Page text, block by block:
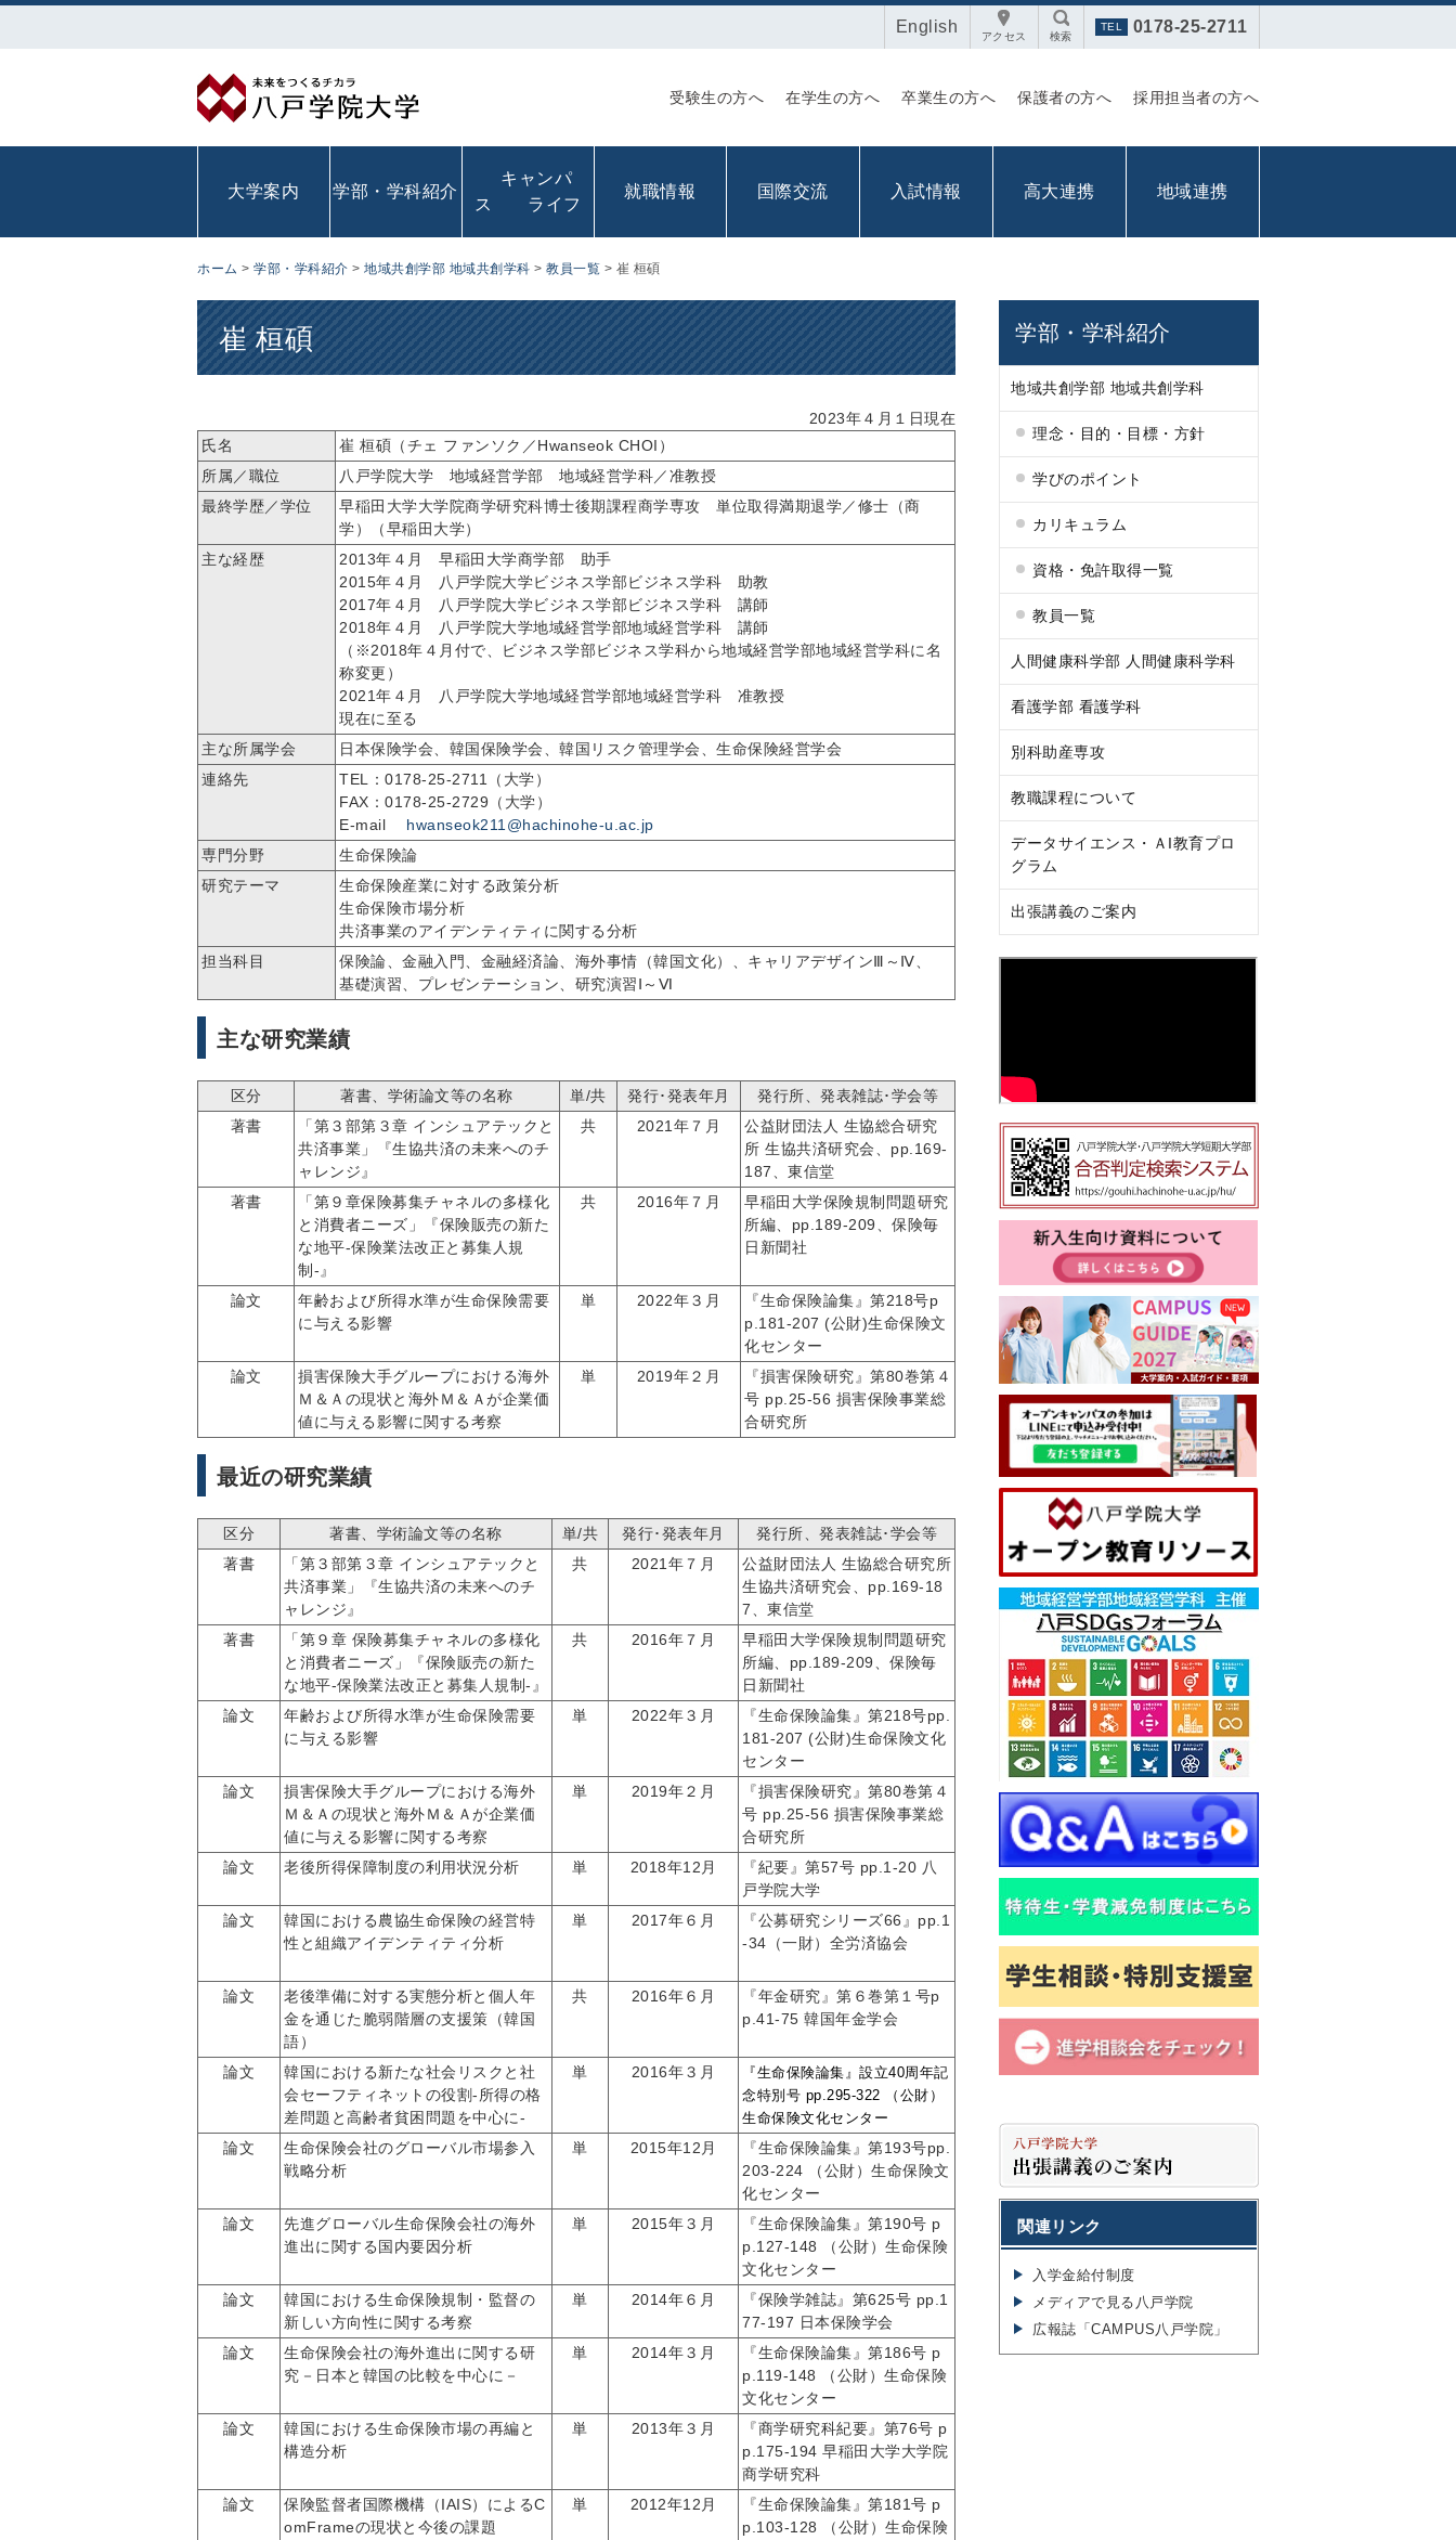
0178-25-2711
検索
English
アクセス
受験生の方へ 在学生の方へ 卒業生の方へ 保護者の方へ 採用担当者の方へ
大学案内 学部・学科紹介
キャンパ
ス ライフ
就職情報 国際交流 入試情報 高大連携 地域連携
ホーム > 学部・学科紹介 > 地域共創学部 地域共創学科 > 教員一覧 > 崔 桓碩
崔 桓碩
2023年４月１日現在
氏名
崔 桓碩（チェ ファンソク／Hwanseok CHOI）
所属／職位
八戸学院大学 地域経営学部 地域経営学科／准教授
最終学歴／学位
早稲田大学大学院商学研究科博士後期課程商学専攻 単位取得満期退学／修士（商
学）（早稲田大学）
主な経歴
2013年４月 早稲田大学商学部 助手
2015年４月 八戸学院大学ビジネス学部ビジネス学科 助教
2017年４月 八戸学院大学ビジネス学部ビジネス学科 講師
2018年４月 八戸学院大学地域経営学部地域経営学科 講師
（※2018年４月付で、ビジネス学部ビジネス学科から地域経営学部地域経営学科に名
称変更）
2021年４月 八戸学院大学地域経営学部地域経営学科 准教授
現在に至る
主な所属学会
日本保険学会、韓国保険学会、韓国リスク管理学会、生命保険経営学会
連絡先
TEL：0178-25-2711（大学）
FAX：0178-25-2729（大学）
E-mail hwanseok211@hachinohe-u.ac.jp
専門分野
生命保険論
研究テーマ
生命保険産業に対する政策分析
生命保険市場分析
共済事業のアイデンティティに関する分析
担当科目
保険論、金融入門、金融経済論、海外事情（韓国文化）、キャリアデザインⅢ～Ⅳ、
基礎演習、プレゼンテーション、研究演習Ⅰ～Ⅵ
主な研究業績
区分 著書、学術論文等の名称 単/共 発行･発表年月
発行所、発表雑誌･学会等
著書
「第３部第３章 インシュアテックと
共済事業」『生協共済の未来へのチ
ャレンジ』
共 2021年７月
公益財団法人 生協総合研究
所 生協共済研究会、pp.169-
187、東信堂
著書
「第９章保険募集チャネルの多様化
と消費者ニーズ」『保険販売の新た
な地平-保険業法改正と募集人規
制-』
共 2016年７月
早稲田大学保険規制問題研究
所編、pp.189-209、保険毎
日新聞社
論文
年齢および所得水準が生命保険需要
に与える影響
単 2022年３月
『生命保険論集』第218号p
p.181-207 (公財)生命保険文
化センター
論文
損害保険大手グループにおける海外
Ｍ＆Ａの現状と海外Ｍ＆Ａが企業価
値に与える影響に関する考察
単 2019年２月
『損害保険研究』第80巻第４
号 pp.25-56 損害保険事業総
合研究所
最近の研究業績
区分 著書、学術論文等の名称 単/共 発行･発表年月
発行所、発表雑誌･学会等
著書
「第３部第３章 インシュアテックと
共済事業」『生協共済の未来へのチ
ャレンジ』
共 2021年７月
公益財団法人 生協総合研究所
生協共済研究会、pp.169-18
7、東信堂
著書
「第９章 保険募集チャネルの多様化
と消費者ニーズ」『保険販売の新た
な地平-保険業法改正と募集人規制-』
共 2016年７月
早稲田大学保険規制問題研究
所編、pp.189-209、保険毎
日新聞社
論文
年齢および所得水準が生命保険需要
に与える影響
単 2022年３月
『生命保険論集』第218号pp.
181-207 (公財)生命保険文化
センター
論文
損害保険大手グループにおける海外
Ｍ＆Ａの現状と海外Ｍ＆Ａが企業価
値に与える影響に関する考察
単 2019年２月
『損害保険研究』第80巻第４
号 pp.25-56 損害保険事業総
合研究所
論文
老後所得保障制度の利用状況分析 単 2018年12月
『紀要』第57号 pp.1-20 八
戸学院大学
論文
韓国における農協生命保険の経営特
性と組織アイデンティティ分析
単 2017年６月
『公募研究シリーズ66』pp.1
-34（一財）全労済協会
論文
老後準備に対する実態分析と個人年
金を通じた脆弱階層の支援策（韓国
語）
共 2016年６月
『年金研究』第６巻第１号p
p.41-75 韓国年金学会
論文
韓国における新たな社会リスクと社
会セーフティネットの役割-所得の格
差問題と高齢者貧困問題を中心に-
単 2016年３月 『生命保険論集』設立40周年記
念特別号 pp.295-322 （公財）
生命保険文化センター
論文
生命保険会社のグローバル市場参入
戦略分析
単 2015年12月
『生命保険論集』第193号pp.
203-224 （公財）生命保険文
化センター
論文
先進グローバル生命保険会社の海外
進出に関する国内要因分析
単 2015年３月
『生命保険論集』第190号 p
p.127-148 （公財）生命保険
文化センター
論文
韓国における生命保険規制・監督の
新しい方向性に関する考察
単 2014年６月
『保険学雑誌』第625号 pp.1
77-197 日本保険学会
論文
生命保険会社の海外進出に関する研
究－日本と韓国の比較を中心に－
単 2014年３月
『生命保険論集』第186号 p
p.119-148 （公財）生命保険
文化センター
論文
韓国における生命保険市場の再編と
構造分析
単 2013年３月
『商学研究科紀要』第76号 p
p.175-194 早稲田大学大学院
商学研究科
論文
保険監督者国際機構（IAIS）によるC
omFrameの現状と今後の課題
単 2012年12月
『生命保険論集』第181号 p
p.103-128 （公財）生命保険
学部・学科紹介
地域共創学部 地域共創学科
理念・目的・目標・方針
学びのポイント
カリキュラム
資格・免許取得一覧
教員一覧
人間健康科学部 人間健康科学科
看護学部 看護学科
別科助産専攻
教職課程について
データサイエンス・ＡI教育プロ
グラム
出張講義のご案内
関連リンク
入学金給付制度
メディアで見る八戸学院
広報誌「CAMPUS八戸学院」